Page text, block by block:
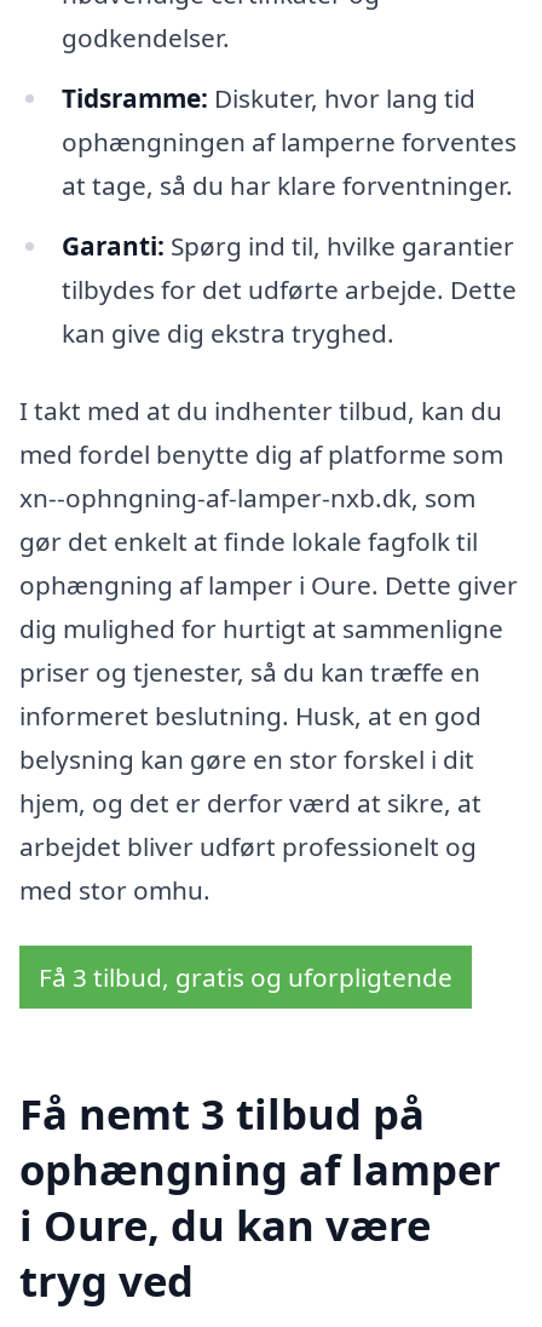
godkendelser.
Tidsramme: Diskuter, hvor lang tid
ophængningen af lamperne forventes
at tage, så du har klare forventninger.
Garanti: Spørg ind til, hvilke garantier
tilbydes for det udførte arbejde. Dette
kan give dig ekstra tryghed.
I takt med at du indhenter tilbud, kan du
med fordel benytte dig af platforme som
xn--ophngning-af-lamper-nxb.dk, som
gør det enkelt at finde lokale fagfolk til
ophængning af lamper i Oure. Dette giver
dig mulighed for hurtigt at sammenligne
priser og tjenester, så du kan træffe en
informeret beslutning. Husk, at en god
belysning kan gøre en stor forskel i dit
hjem, og det er derfor værd at sikre, at
arbejdet bliver udført professionelt og
med stor omhu.
Få 3 tilbud, gratis og uforpligtende
Få nemt 3 tilbud på
ophængning af lamper
i Oure, du kan være
tryg ved